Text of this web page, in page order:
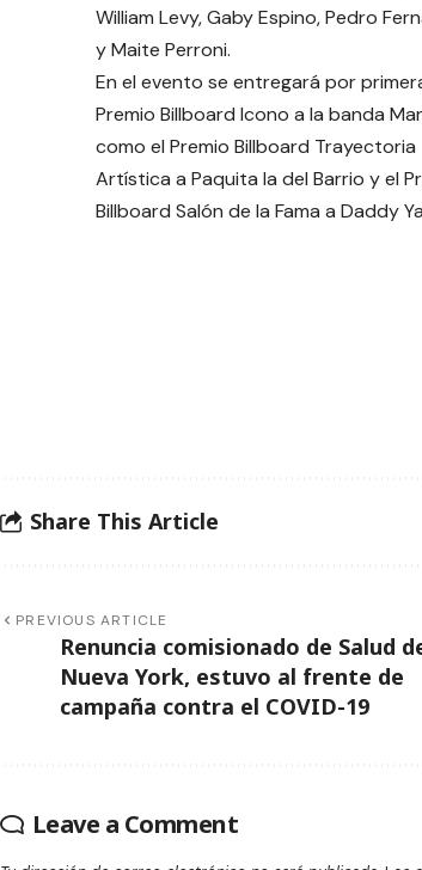
William Levy, Gaby Espino, Pedro
y Maite Perroni.
En el evento se entregará por
Premio Billboard Icono a la banda
como el Premio Billboard Trayectoria
Artística a Paquita la del Barrio y el
Billboard Salón de la Fama a Daddy
Share This Article
PREVIOUS ARTICLE
Renuncia comisionado de Salud
Nueva York, estuvo al frente de
campaña contra el COVID-19
Leave a Comment